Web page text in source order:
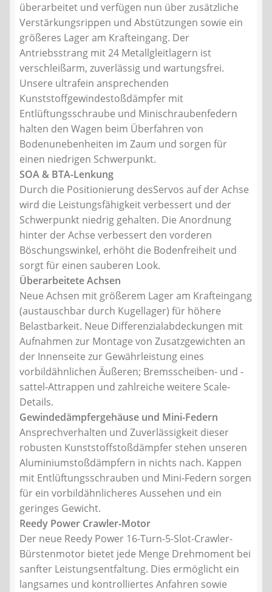
überarbeitet und verfügen nun über zusätzliche
Verstärkungsrippen und Abstützungen sowie ein
größeres Lager am Krafteingang. Der
Antriebsstrang mit 24 Metallgleitlagern ist
verschleißarm, zuverlässig und wartungsfrei.
Unsere ultrafein ansprechenden
Kunststoffgewindestoßdämpfer mit
Entlüftungsschraube und Minischraubenfedern
halten den Wagen beim Überfahren von
Bodenunebenheiten im Zaum und sorgen für
einen niedrigen Schwerpunkt.
SOA & BTA-Lenkung
Durch die Positionierung desServos auf der Achse
wird die Leistungsfähigkeit verbessert und der
Schwerpunkt niedrig gehalten. Die Anordnung
hinter der Achse verbessert den vorderen
Böschungswinkel, erhöht die Bodenfreiheit und
sorgt für einen sauberen Look.
Überarbeitete Achsen
Neue Achsen mit größerem Lager am Krafteingang
(austauschbar durch Kugellager) für höhere
Belastbarkeit. Neue Differenzialabdeckungen mit
Aufnahmen zur Montage von Zusatzgewichten an
der Innenseite zur Gewährleistung eines
vorbildähnlichen Äußeren; Bremsscheiben- und -
sattel-Attrappen und zahlreiche weitere Scale-
Details.
Gewindedämpfergehäuse und Mini-Federn
Ansprechverhalten und Zuverlässigkeit dieser
robusten Kunststoffstoßdämpfer stehen unseren
Aluminiumstoßdämpfern in nichts nach. Kappen
mit Entlüftungsschrauben und Mini-Federn sorgen
für ein vorbildähnlicheres Aussehen und ein
geringes Gewicht.
Reedy Power Crawler-Motor
Der neue Reedy Power 16-Turn-5-Slot-Crawler-
Bürstenmotor bietet jede Menge Drehmoment bei
sanfter Leistungsentfaltung. Dies ermöglicht ein
langsames und kontrolliertes Anfahren sowie